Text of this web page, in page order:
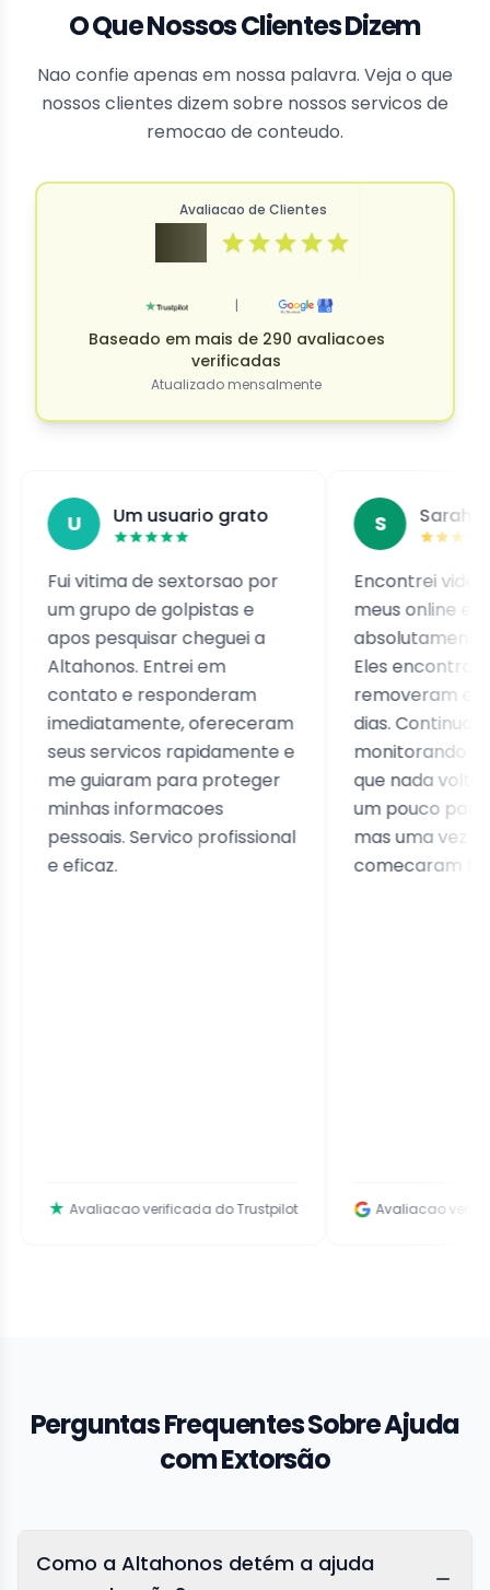
O Que Nossos Clientes Dizem
Nao confie apenas em nossa palavra. Veja o que
nossos clientes dizem sobre nossos servicos de
remocao de conteudo.
Avaliacao de Clientes
|
Baseado em mais de 290 avaliacoes
verificadas
Atualizado mensalmente
Um usuario grato
vitima de sextorsao por
grupo de golpistas e
pesquisar cheguei a
Entrei em
e responderam
ofereceram
servicos rapidamente e
guiaram para proteger
informacoes
Servico profissional
Avaliacao verificada do Trustpilot
Sarah J.
Encontrei videos
meus online e fiquei
absolutamente
Eles encontraram
removeram em poucos
dias. Continuam
monitorando para
que nada volte.
um pouco para
mas uma vez que
comecaram foi rapido.
Avaliacao verificada do
Perguntas Frequentes Sobre Ajuda
com Extorsão
Como a Altahonos detém a ajuda